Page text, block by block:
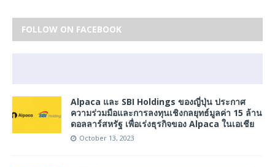
FOLLOW ON FACEBOOK
Alpaca และ SBI Holdings ของญี่ปุ่น ประกาศ
ความร่วมมือและการลงทุนเชิงกลยุทธ์มูลค่า 15 ล้าน
ดอลลาร์สหรัฐ เพื่อเร่งธุรกิจของ Alpaca ในเอเชีย
October 13, 2023